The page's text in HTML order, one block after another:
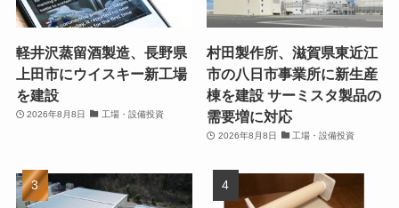
軽井沢蒸留酒製造、長野県
上田市にウイスキー新工場
を建設
2026年8月8日 工場・設備投資
村田製作所、滋賀県東近江
市の八日市事業所に新生産
棟を建設 サーミスタ製品の
需要増に対応
2026年8月8日 工場・設備投資